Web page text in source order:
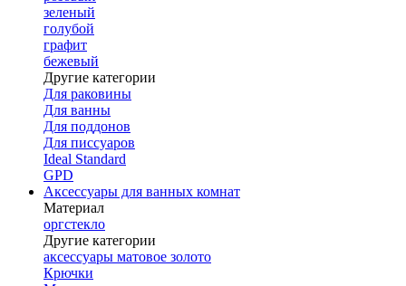
зеленый
голубой
графит
бежевый
Другие категории
Для раковины
Для ванны
Для поддонов
Для писсуаров
Ideal Standard
GPD
Аксессуары для ванных комнат
Материал
оргстекло
Другие категории
аксессуары матовое золото
Крючки